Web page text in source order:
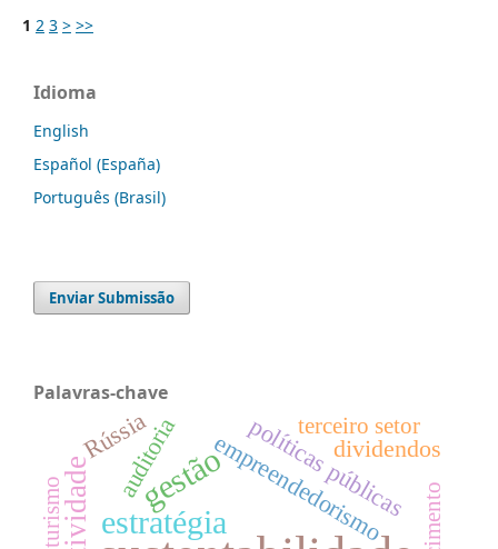
1 2 3 > >>
Idioma
English
Español (España)
Português (Brasil)
Enviar Submissão
Palavras-chave
estratégia
gestãoempreendedorismo
auditoria políticas públicas
dividendos
Rússia terceiro setor
turismo